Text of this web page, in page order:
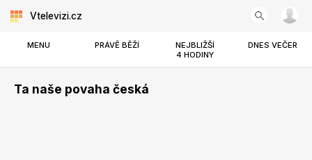
Vtelevizi.cz
MENU PRÁVĚ BĚŽÍ
NEJBLIŽŠÍ
4 HODINY
DNES VEČER
Ta naše povaha česká